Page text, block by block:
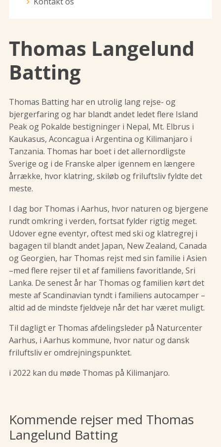
Thomas Langelund
Batting
Thomas Batting har en utrolig lang rejse- og
bjergerfaring og har blandt andet ledet flere Island
Peak og Pokalde bestigninger i Nepal, Mt. Elbrus i
Kaukasus, Aconcagua i Argentina og Kilimanjaro i
Tanzania. Thomas har boet i det allernordligste
Sverige og i de Franske alper igennem en længere
årrække, hvor klatring, skiløb og friluftsliv fyldte det
meste.
I dag bor Thomas i Aarhus, hvor naturen og bjergene
rundt omkring i verden, fortsat fylder rigtig meget.
Udover egne eventyr, oftest med ski og klatregrej i
bagagen til blandt andet Japan, New Zealand, Canada
og Georgien, har Thomas rejst med sin familie i Asien
–med flere rejser til et af familiens favoritlande, Sri
Lanka. De senest år har Thomas og familien kørt det
meste af Scandinavian tyndt i familiens autocamper –
altid ad de mindste fjeldveje når det har været muligt.
Til dagligt er Thomas afdelingsleder på Naturcenter
Aarhus, i Aarhus kommune, hvor natur og dansk
friluftsliv er omdrejningspunktet.
i 2022 kan du møde Thomas på Kilimanjaro.
Kommende rejser med Thomas
Langelund Batting